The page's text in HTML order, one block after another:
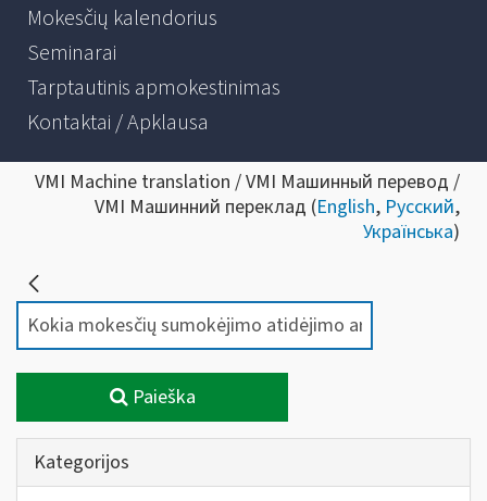
Mokesčių kalendorius
Seminarai
Tarptautinis apmokestinimas
Kontaktai / Apklausa
VMI Machine translation / VMI Машинный перевод /
VMI Машинний переклад (English, Русский,
Українська)
Paieška
Kategorijos